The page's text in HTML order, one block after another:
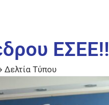
ΕΣΕΕ!!
Δελτία Τύπου